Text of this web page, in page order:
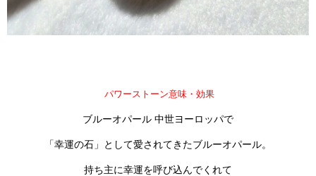
パワーストーン意味・効果
ブルーオパール 中世ヨーロッパで
「幸運の石 」として愛されてきたブルーオパール。
持ち主に幸運を呼び込んでくれて